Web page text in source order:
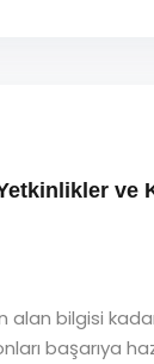
ve
alan bilgisi
başarıya